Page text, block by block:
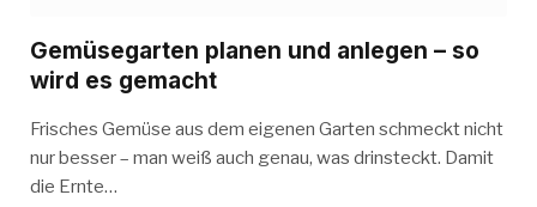
Gemüsegarten planen und anlegen – so
wird es gemacht
Frisches Gemüse aus dem eigenen Garten schmeckt nicht
nur besser – man weiß auch genau, was drinsteckt. Damit
die Ernte…